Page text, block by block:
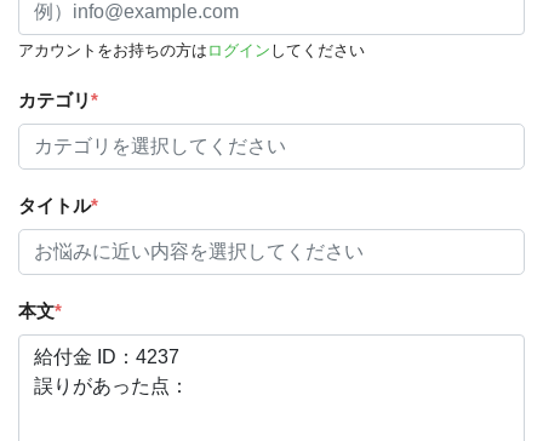
アカウントをお持ちの方は ログイン してください
カテゴリ*
タイトル*
本文*